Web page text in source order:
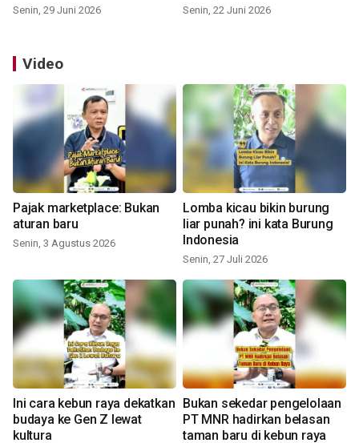
Senin, 29 Juni 2026 Senin, 22 Juni 2026
Video
Pajak marketplace: Bukan
aturan baru
Senin, 3 Agustus 2026
Lomba kicau bikin burung
liar punah? ini kata Burung
Indonesia
Senin, 27 Juli 2026
Ini cara kebun raya dekatkan
budaya ke Gen Z lewat
kultura
Bukan sekedar pengelolaan
PT MNR hadirkan belasan
taman baru di kebun raya